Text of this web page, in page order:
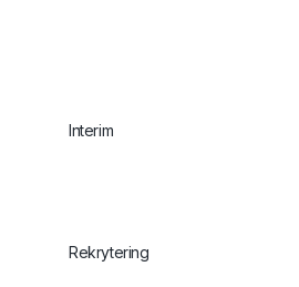
Interim
Rekrytering